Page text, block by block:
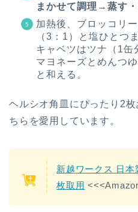
まかせて調理→蒸す
加熱後、ブロッコリ
（3：1）と塩ひとつ
キャベツはツナ（1缶
マヨネーズとめんつ
と和える。
ヘルシオ角皿にぴったり2
ちらを愛用しています。
新越ワークス 日
枚取用